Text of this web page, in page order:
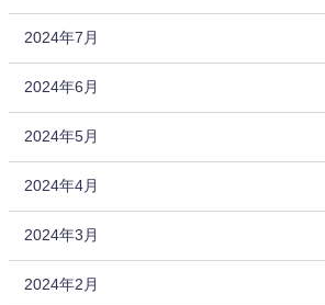
2024年7月
2024年6月
2024年5月
2024年4月
2024年3月
2024年2月